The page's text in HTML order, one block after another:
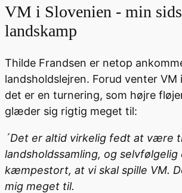
VM i Slovenien - min
landskamp
Thilde Frandsen er netop
landsholdslejren. Forud venter VM
det er en turnering, som højre
glæder sig rigtig meget til:
´Det er altid virkelig fedt at være
landsholdssamling, og selvfølgelig
kæmpestort, at vi skal spille VM.
mig meget til.